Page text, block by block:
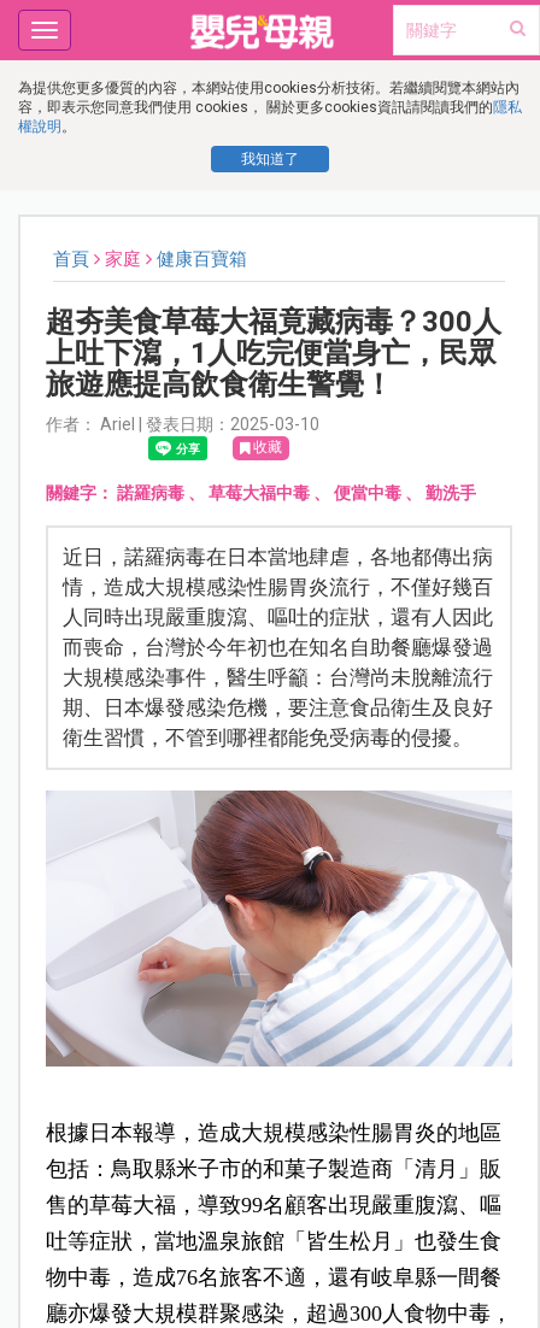
為提供您更多優質的內容，本網站使用cookies分析技術。若繼續閱覽本網站內
容，即表示您同意我們使用 cookies， 關於更多cookies資訊請閱讀我們的隱私
權說明 。
我知道了
Toggle
navigation
首頁 家庭 健康百寶箱
超夯美食草莓大福竟藏病毒？300人
上吐下瀉，1人吃完便當身亡，民眾
旅遊應提高飲食衛生警覺！
作者： Ariel | 發表日期：2025-03-10
收藏
關鍵字： 諾羅病毒、 草莓大福中毒、 便當中毒、 勤洗手
近日，諾羅病毒在日本當地肆虐，各地都傳出病
情，造成大規模感染性腸胃炎流行，不僅好幾百
人同時出現嚴重腹瀉、嘔吐的症狀，還有人因此
而喪命，台灣於今年初也在知名自助餐廳爆發過
大規模感染事件，醫生呼籲：台灣尚未脫離流行
期、日本爆發感染危機，要注意食品衛生及良好
衛生習慣，不管到哪裡都能免受病毒的侵擾。
根據日本報導，造成大規模感染性腸胃炎的地區
包括：鳥取縣米子市的和菓子製造商「清月」販
售的草莓大福，導致99名顧客出現嚴重腹瀉、嘔
吐等症狀，當地溫泉旅館「皆生松月」也發生食
物中毒，造成76名旅客不適，還有岐阜縣一間餐
廳亦爆發大規模群聚感染，超過300人食物中毒，